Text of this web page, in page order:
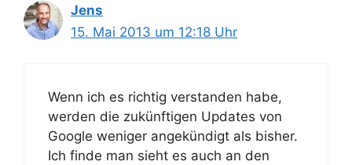
Jens
15. Mai 2013 um 12:18 Uhr
Wenn ich es richtig verstanden habe,
werden die zukünftigen Updates von
Google weniger angekündigt als bisher.
Ich finde man sieht es auch an den